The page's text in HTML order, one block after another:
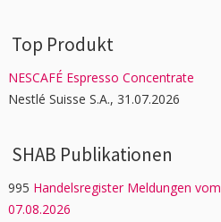
Top Produkt
NESCAFÉ Espresso Concentrate
Nestlé Suisse S.A., 31.07.2026
SHAB Publi­kati­onen
995 Handelsregister Meldungen vom
07.08.2026